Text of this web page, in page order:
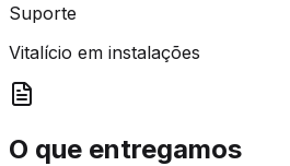
Suporte
Vitalício em instalações
O que entregamos